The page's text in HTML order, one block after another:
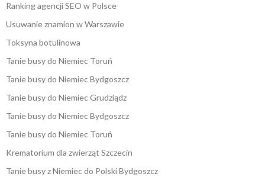
Ranking agencji SEO w Polsce
Usuwanie znamion w Warszawie
Toksyna botulinowa
Tanie busy do Niemiec Toruń
Tanie busy do Niemiec Bydgoszcz
Tanie busy do Niemiec Grudziądz
Tanie busy do Niemiec Bydgoszcz
Tanie busy do Niemiec Toruń
Krematorium dla zwierząt Szczecin
Tanie busy z Niemiec do Polski Bydgoszcz